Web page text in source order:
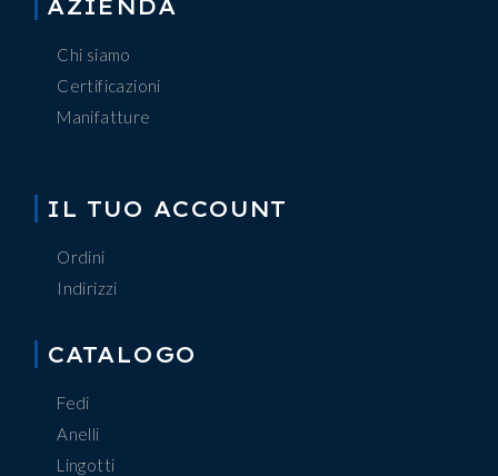
AZIENDA
Chi siamo
Certificazioni
Manifatture
IL TUO ACCOUNT
Ordini
Indirizzi
CATALOGO
Fedi
Anelli
Lingotti